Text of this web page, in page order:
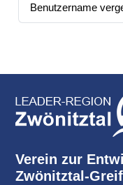
Benutzername
Verein zur
Zwönitztal-